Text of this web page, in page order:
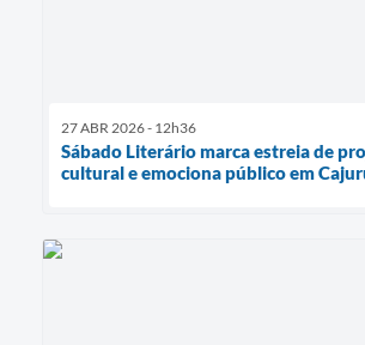
27 ABR 2026 - 12h36
Sábado Literário marca estreia de
cultural e emociona público em